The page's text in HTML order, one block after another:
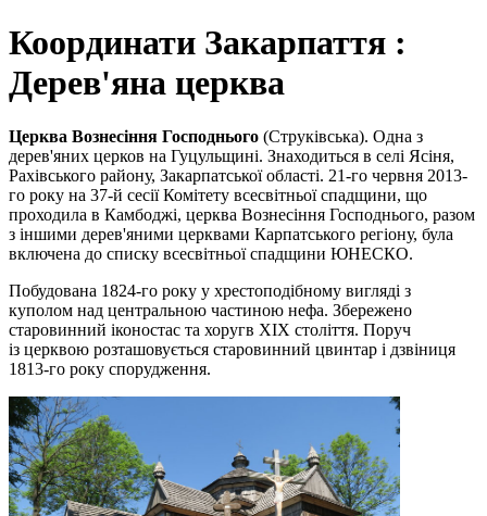
Координати Закарпаття :
Дерев'яна церква
Церква Вознесіння Господнього (Струківська). Одна з
дерев'яних церков на Гуцульщині. Знаходиться в селі Ясіня,
Рахівського району, Закарпатської області. 21-го червня 2013-
го року на 37-й сесії Комітету всесвітньої спадщини, що
проходила в Камбоджі, церква Вознесіння Господнього, разом
з іншими дерев'яними церквами Карпатського регіону, була
включена до списку всесвітньої спадщини ЮНЕСКО.
Побудована 1824-го року у хрестоподібному вигляді з
куполом над центральною частиною нефа. Збережено
старовинний іконостас та хоругв XIX століття. Поруч
із церквою розташовується старовинний цвинтар і дзвіниця
1813-го року спорудження.